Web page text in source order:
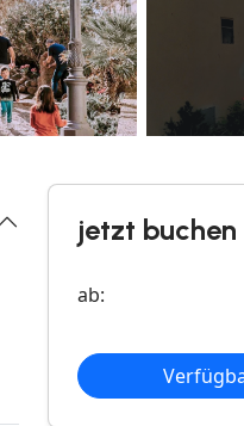
jetzt buchen
ab: